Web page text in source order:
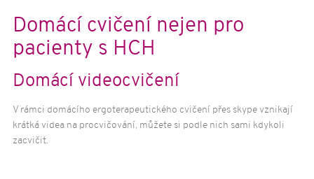
Domácí cvičení nejen pro
pacienty s HCH
Domácí videocvičení
V rámci domácího ergoterapeutického cvičení přes skype vznikají
krátká videa na procvičování, můžete si podle nich sami kdykoli
zacvičit.
Úvod
O nás
Historie SPHCH
Členství
Stanovy
Výroční zprávy